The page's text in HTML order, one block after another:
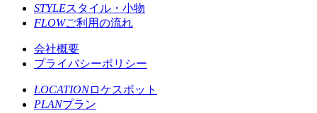
STYLEスタイル・小物
FLOWご利用の流れ
会社概要
プライバシーポリシー
LOCATIONロケスポット
PLANプラン